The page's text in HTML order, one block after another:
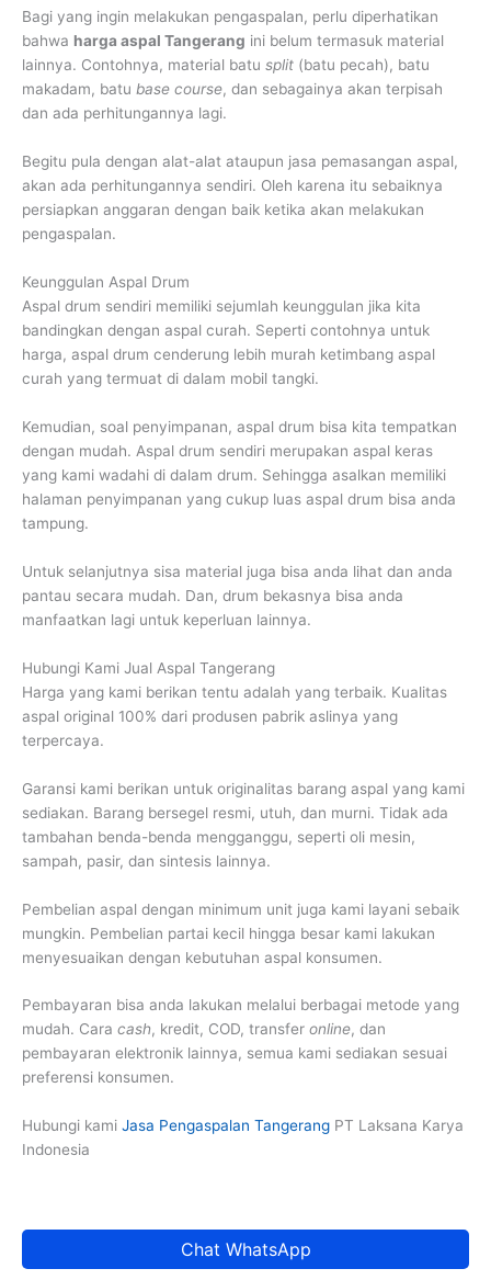
Bagi yang ingin melakukan pengaspalan, perlu diperhatikan
bahwa harga aspal Tangerang ini belum termasuk material
lainnya. Contohnya, material batu split (batu pecah), batu
makadam, batu base course, dan sebagainya akan terpisah
dan ada perhitungannya lagi.
Begitu pula dengan alat-alat ataupun jasa pemasangan aspal,
akan ada perhitungannya sendiri. Oleh karena itu sebaiknya
persiapkan anggaran dengan baik ketika akan melakukan
pengaspalan.
Keunggulan Aspal Drum
Aspal drum sendiri memiliki sejumlah keunggulan jika kita
bandingkan dengan aspal curah. Seperti contohnya untuk
harga, aspal drum cenderung lebih murah ketimbang aspal
curah yang termuat di dalam mobil tangki.
Kemudian, soal penyimpanan, aspal drum bisa kita tempatkan
dengan mudah. Aspal drum sendiri merupakan aspal keras
yang kami wadahi di dalam drum. Sehingga asalkan memiliki
halaman penyimpanan yang cukup luas aspal drum bisa anda
tampung.
Untuk selanjutnya sisa material juga bisa anda lihat dan anda
pantau secara mudah. Dan, drum bekasnya bisa anda
manfaatkan lagi untuk keperluan lainnya.
Hubungi Kami Jual Aspal Tangerang
Harga yang kami berikan tentu adalah yang terbaik. Kualitas
aspal original 100% dari produsen pabrik aslinya yang
terpercaya.
Garansi kami berikan untuk originalitas barang aspal yang kami
sediakan. Barang bersegel resmi, utuh, dan murni. Tidak ada
tambahan benda-benda mengganggu, seperti oli mesin,
sampah, pasir, dan sintesis lainnya.
Pembelian aspal dengan minimum unit juga kami layani sebaik
mungkin. Pembelian partai kecil hingga besar kami lakukan
menyesuaikan dengan kebutuhan aspal konsumen.
Pembayaran bisa anda lakukan melalui berbagai metode yang
mudah. Cara cash, kredit, COD, transfer online, dan
pembayaran elektronik lainnya, semua kami sediakan sesuai
preferensi konsumen.
Hubungi kami Jasa Pengaspalan Tangerang PT Laksana Karya
Indonesia
Chat WhatsApp